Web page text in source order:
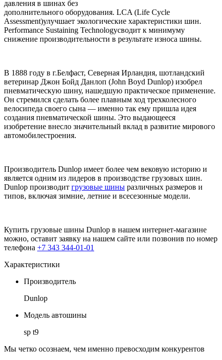
давления в шинах без
дополнительного оборудования. LCA (Life Cycle
Assessment)улучшает экологические характеристики шин.
Performance Sustaining Technologyсводит к минимуму
снижение производительности в результате износа шины.
В 1888 году в г.Белфаст, Северная Ирландия, шотландский
ветеринар Джон Бойд Данлоп (John Boyd Dunlop) изобрел
пневматическую шину, нашедшую практическое применение.
Он стремился сделать более плавным ход трехколесного
велосипеда своего сына — именно так ему пришла идея
создания пневматической шины. Это выдающееся
изобретение внесло значительный вклад в развитие мирового
автомобилестроения.
Производитель Dunlop имеет более чем вековую историю и
является одним из лидеров в производстве грузовых шин.
Dunlop производит грузовые шины различных размеров и
типов, включая зимние, летние и всесезонные модели.
Купить грузовые шины Dunlop в нашем интернет-магазине
можно, оставит заявку на нашем сайте или позвонив по номер
телефона +7 343 344-01-01
Характеристики
Производитель
Dunlop
Модель автошины
sp t9
Мы четко осознаем, чем именно превосходим конкурентов